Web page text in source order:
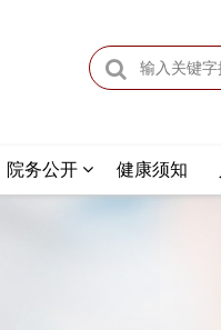
院务公开 健康须知